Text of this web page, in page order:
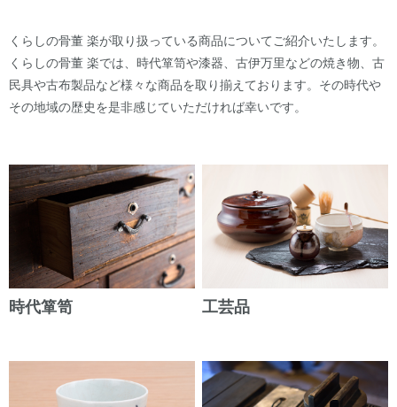
くらしの骨董 楽が取り扱っている商品についてご紹介いたします。
くらしの骨董 楽では、時代箪笥や漆器、古伊万里などの焼き物、古
民具や古布製品など様々な商品を取り揃えております。その時代や
その地域の歴史を是非感じていただければ幸いです。
時代箪笥 工芸品